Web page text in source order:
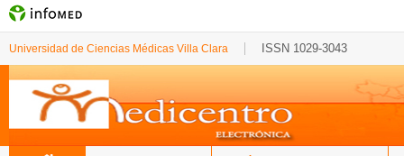
Universidad de Ciencias Médicas Villa Clara ISSN 1029-3043